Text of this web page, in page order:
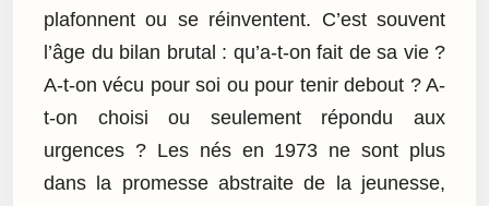
plafonnent ou se réinventent. C’est souvent
l’âge du bilan brutal : qu’a-t-on fait de sa vie ?
A-t-on vécu pour soi ou pour tenir debout ? A-
t-on choisi ou seulement répondu aux
urgences ? Les nés en 1973 ne sont plus
dans la promesse abstraite de la jeunesse,